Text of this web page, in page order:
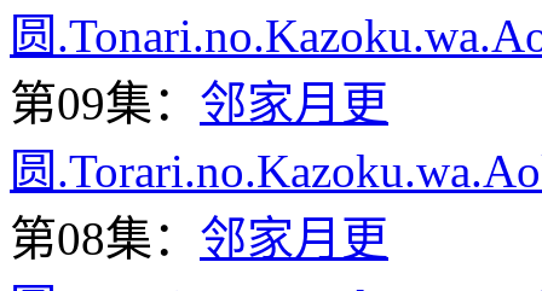
圆
第09集： 邻家月更
圆
第08集： 邻家月更